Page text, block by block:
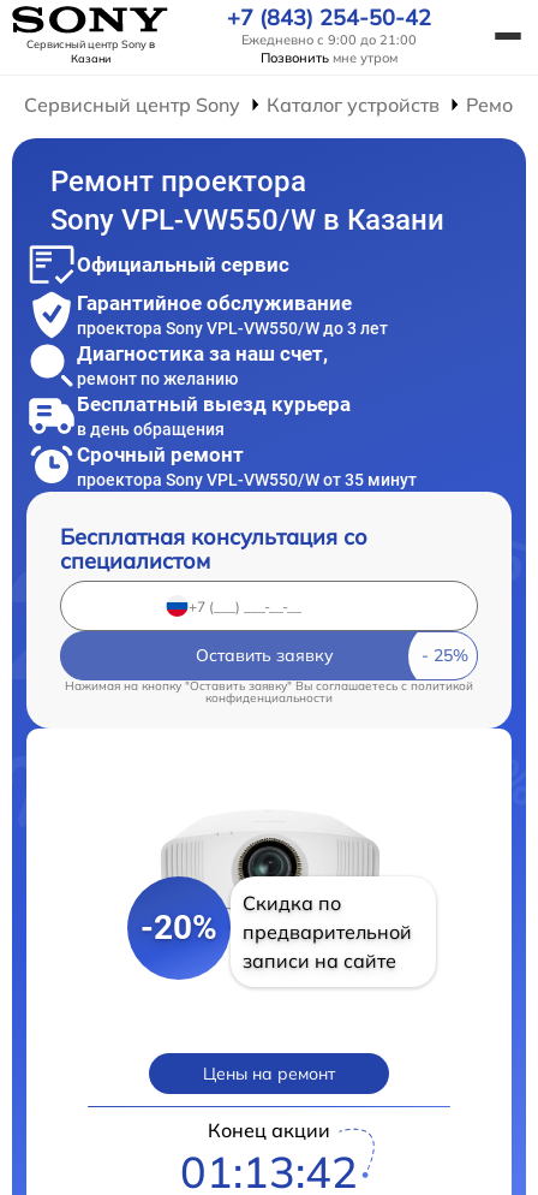
Сервисный центр Sonyв
Казани
+7 (843) 254-50-42
Ежедневно с 9:00 до 21:00
Позвонить мне утром
Сервисный центр Sony Каталог устройств
Ремонт проектора
Sony VPL-VW550/W в Казани
Официальный сервис
Гарантийное обслуживание
проектора Sony VPL-VW550/W до 3 лет
Диагностика за наш счет,
ремонт по желанию
Бесплатный выезд курьера
в день обращения
Срочный ремонт
проектора Sony VPL-VW550/W от 35 минут
Бесплатная консультация со
специалистом
Оставить заявку
Нажимая на кнопку "Оставить заявку" Вы соглашаетесь cполитикой
конфиденциальности
-20%
Скидка по
предварительной
записи на сайте
Цены на ремонт
Конец акции
01:13:41